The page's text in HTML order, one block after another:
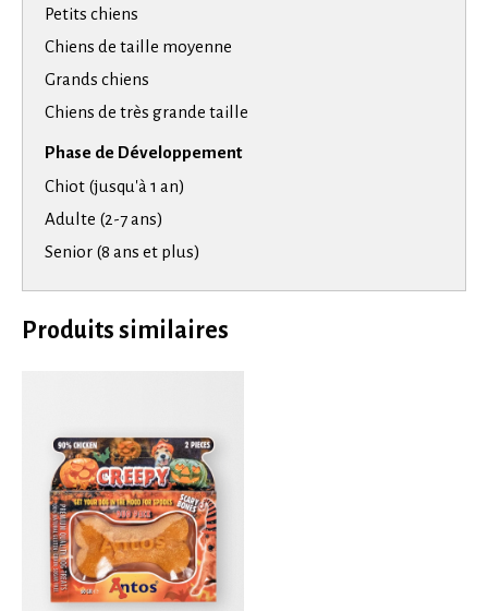
Petits chiens
Chiens de taille moyenne
Grands chiens
Chiens de très grande taille
Phase de Développement
Chiot (jusqu'à 1 an)
Adulte (2-7 ans)
Senior (8 ans et plus)
Produits similaires